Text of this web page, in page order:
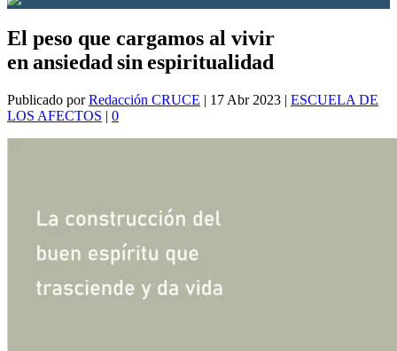
El peso que cargamos al vivir
en ansiedad sin espiritualidad
Publicado porRedacción CRUCE | 17 Abr 2023 | ESCUELA DE
LOS AFECTOS | 0